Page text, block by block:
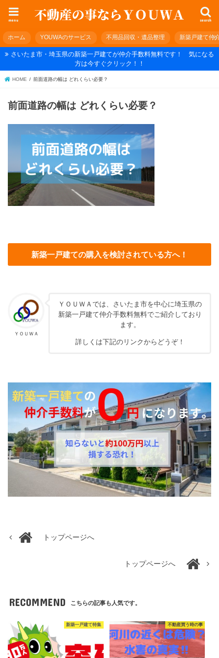
search
menu
ホーム YOUWAのサービス 不用品回収・遺品整理 新築戸建て仲
さいたま市・埼玉県の新築一戸建てが仲介手数料無料です！ 気になる
方は今すぐクリック！！
HOME 前面道路の幅は どれくらい必要？
前面道路の幅は どれくらい必要？
新築一戸建ての購入を検討されている方へ！
ＹＯＵＷＡ
ＹＯＵＷＡでは、さいたま市を中心に埼玉県の
新築一戸建て仲介手数料無料でご紹介しており
ます。
詳しくは下記のリンクからどうぞ！
トップページへ
トップページへ
RECOMMEND こちらの記事も人気です。
新築一戸建て特集 不動産買う時の事